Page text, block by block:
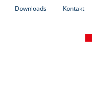
Downloads Kontakt